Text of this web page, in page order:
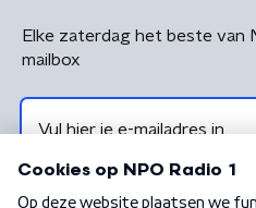
Elke zaterdag het beste van
mailbox